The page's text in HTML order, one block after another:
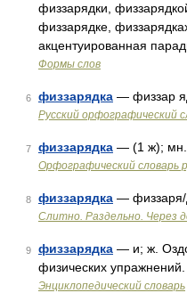
физзарядки,
физзарядке,
акцентуированная
Формы слов
6 физзарядка — физзар
Русский орфографический
7 физзарядка — (1 ж); мн.
Орфографический словарь
8 физзарядка — физзаря/
Слитно. Раздельно. Через
9 физзарядка — и; ж.
физических
Энциклопедический словарь